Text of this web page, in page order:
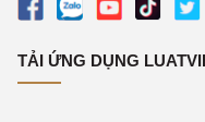
TẢI ỨNG DỤNG